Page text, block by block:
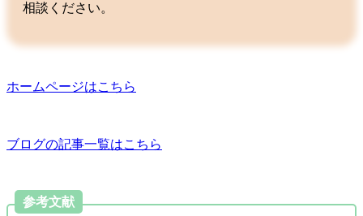
相談ください。
ホームページはこちら
ブログの記事一覧はこちら
参考文献